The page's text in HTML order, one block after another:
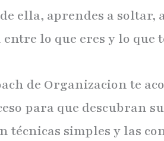
ella, aprendes a
lo que eres y lo que
de Organizacion te
para que descubran
técnicas simples y las